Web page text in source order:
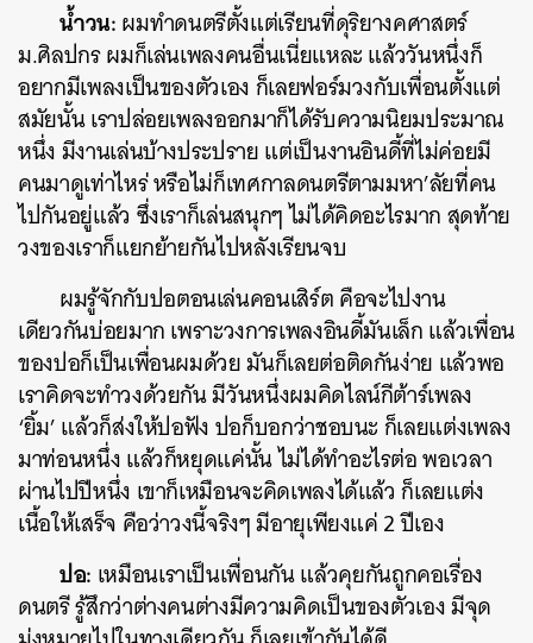
น้ำวน:ผมทำดนตรีตั้งแต่เรียนที่ดุริยางคศาสตร์
ม.ศิลปกร ผมก็เล่นเพลงคนอื่นเนี่ยแหละ แล้ววันหนึ่งก็
อยากมีเพลงเป็นของตัวเอง ก็เลยฟอร์มวงกับเพื่อนตั้งแต่
สมัยนั้น เราปล่อยเพลงออกมาก็ได้รับความนิยมประมาณ
หนึ่ง มีงานเล่นบ้างประปราย แต่เป็นงานอินดี้ที่ไม่ค่อยมี
คนมาดูเท่าไหร่ หรือไม่ก็เทศกาลดนตรีตามมหา’ลัยที่คน
ไปกันอยู่แล้ว ซึ่งเราก็เล่นสนุกๆ ไม่ได้คิดอะไรมาก สุดท้าย
วงของเราก็แยกย้ายกันไปหลังเรียนจบ
ผมรู้จักกับปอตอนเล่นคอนเสิร์ต คือจะไปงาน
เดียวกันบ่อยมาก เพราะวงการเพลงอินดี้มันเล็ก แล้วเพื่อน
ของปอก็เป็นเพื่อนผมด้วย มันก็เลยต่อติดกันง่าย แล้วพอ
เราคิดจะทำวงด้วยกัน มีวันหนึ่งผมคิดไลน์กีต้าร์เพลง
‘ยิ้ม’ แล้วก็ส่งให้ปอฟัง ปอก็บอกว่าชอบนะ ก็เลยแต่งเพลง
มาท่อนหนึ่ง แล้วก็หยุดแค่นั้น ไม่ได้ทำอะไรต่อ พอเวลา
ผ่านไปปีหนึ่ง เขาก็เหมือนจะคิดเพลงได้แล้ว ก็เลยแต่ง
เนื้อให้เสร็จ คือว่าวงนี้จริงๆ มีอายุเพียงแค่ 2 ปีเอง
ปอ: เหมือนเราเป็นเพื่อนกัน แล้วคุยกันถูกคอเรื่อง
ดนตรี รู้สึกว่าต่างคนต่างมีความคิดเป็นของตัวเอง มีจุด